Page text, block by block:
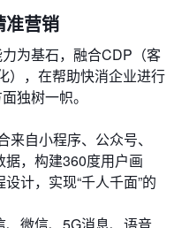
准营销
为基石，融合CDP（客
），在帮助快消企业进行
独树一帜。
来自小程序、公众号、
据，构建360度用户画
计，实现“千人千面”的